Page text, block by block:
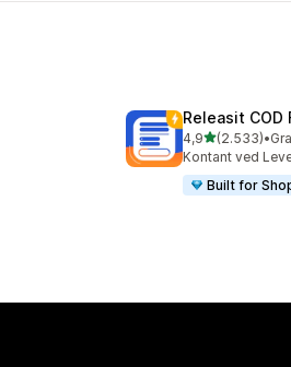
Releasit COD
4,9ud af 5
(2.533)
2533 •
Kontant ved
Built for